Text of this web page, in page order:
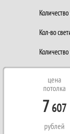
Кол-во
цена
потолка
7 607
рублей